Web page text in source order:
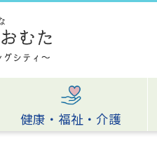
健康・福祉・介護